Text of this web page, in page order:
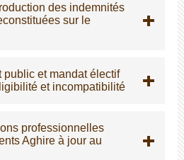
des indemnités
sur le
public et mandat électif
et incompatibilité
professionnelles
Aghire à jour au